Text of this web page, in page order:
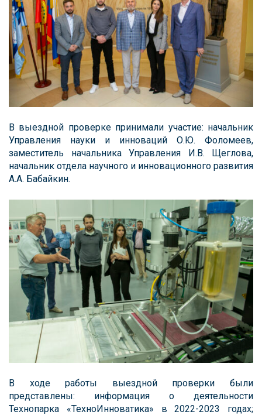
В выездной проверке принимали участие: начальник
Управления науки и инноваций О.Ю. Фоломеев,
заместитель начальника Управления И.В. Щеглова,
начальник отдела научного и инновационного развития
А.А. Бабайкин.
В ходе работы выездной проверки были
представлены: информация о деятельности
Технопарка «ТехноИнноватика» в 2022-2023 годах;